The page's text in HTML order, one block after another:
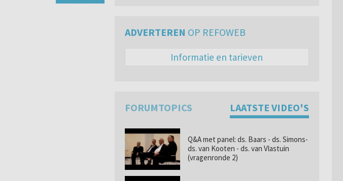
ADVERTEREN OP REFOWEB
Informatie en tarieven
FORUMTOPICS LAATSTE VIDEO'S
Q&A met panel: ds. Baars - ds. Simons-
ds. van Kooten - ds. van Vlastuin
(vragenronde 2)